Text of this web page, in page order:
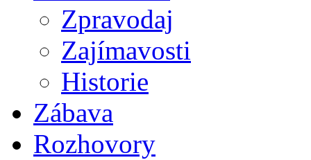
Zpravodaj
Zajímavosti
Historie
Zábava
Rozhovory